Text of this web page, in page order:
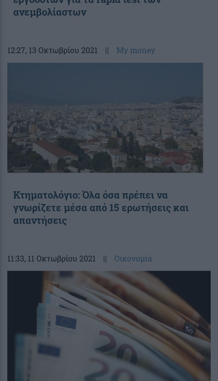
ανεμβολίαστων
12:27, 13 Οκτωβρίου 2021 || My money
Κτηματολόγιο: Όλα όσα πρέπει να
γνωρίζετε μέσα από 15 ερωτήσεις και
απαντήσεις
11:33, 11 Οκτωβρίου 2021 || Οικονομία